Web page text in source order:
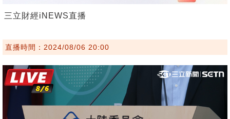
三立財經iNEWS直播
直播時間：2024/08/06 20:00